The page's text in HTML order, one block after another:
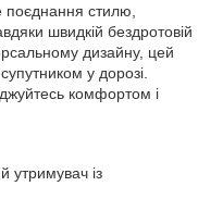
поєднання стилю,
швидкій бездротовій
дизайну, цей
у дорозі.
комфортом і
утримувач із